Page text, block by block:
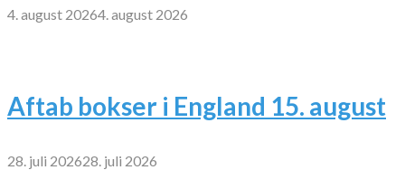
4. august 20264. august 2026
Aftab bokser i England 15. august
28. juli 202628. juli 2026